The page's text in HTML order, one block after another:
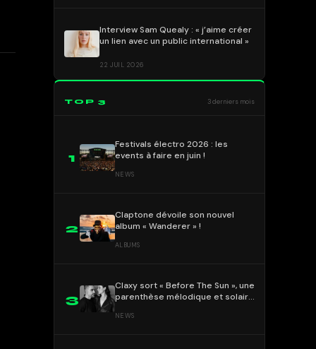
Interview Sam Quealy : « j’aime créer
un lien avec un public international »
22 JUIL 2026
TOP 3 3 derniers mois
1
Festivals électro 2026 : les
events à faire en juin !
NEWS
2
Claptone dévoile son nouvel
album « Wanderer » !
ALBUMS
3
Claxy sort « Before The Sun », une
parenthèse mélodique et solaire
NEWS